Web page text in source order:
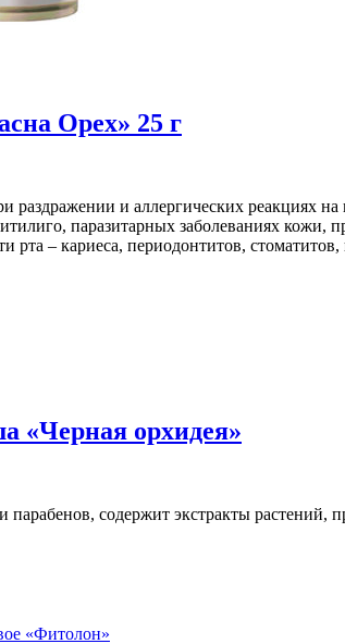
Орех» 25 г
раздражении и аллергических реакциях
паразитарных заболеваниях кожи,
рта – кариеса, периодонтитов,
«Черная орхидея»
и парабенов, содержит экстракты